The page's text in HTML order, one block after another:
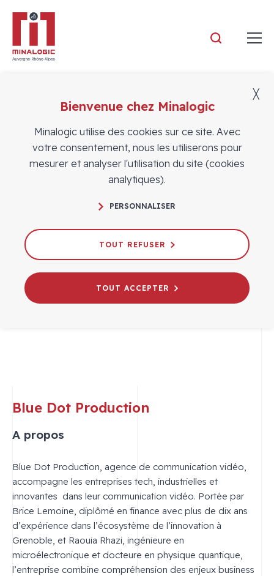
Adhérents
Blue Dot Production
A propos
Blue Dot Production, agence de communication vidéo,
accompagne les entreprises tech, industrielles et
innovantes dans leur communication vidéo. Portée par
Brice Lemoine, diplômé en finance avec plus de dix ans
d’expérience dans l’écosystème de l’innovation à
Grenoble, et Raouia Rhazi, ingénieure en
microélectronique et docteure en physique quantique,
l’entreprise combine compréhension des enjeux business
Bienvenue chez Minalogic
Minalogic utilise des cookies sur ce site. Avec
votre consentement, nous les utiliserons pour
mesurer et analyser l'utilisation du site (cookies
analytiques).
PERSONNALISER
TOUT REFUSER
TOUT ACCEPTER
╳